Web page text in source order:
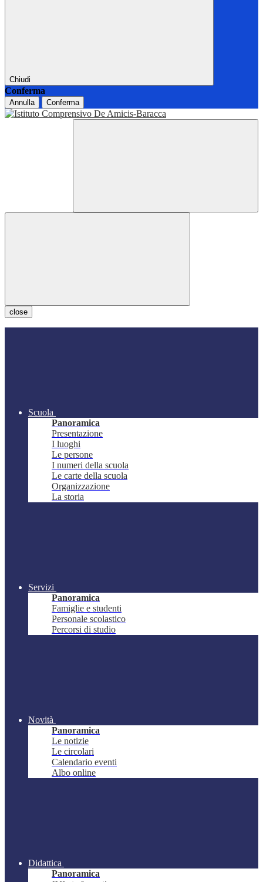
Chiudi
Conferma
Annulla Conferma
close
Scuola
Panoramica
Presentazione
I luoghi
Le persone
I numeri della scuola
Le carte della scuola
Organizzazione
La storia
Servizi
Panoramica
Famiglie e studenti
Personale scolastico
Percorsi di studio
Novità
Panoramica
Le notizie
Le circolari
Calendario eventi
Albo online
Didattica
Panoramica